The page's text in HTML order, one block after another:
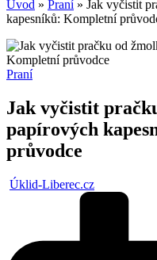
Úvod » Praní» Jak vyčistit
kapesníků: Kompletní
Posted
Praní
Jak vyčistit
papírových
průvodce
Posted
Úklid-Liberec.cz